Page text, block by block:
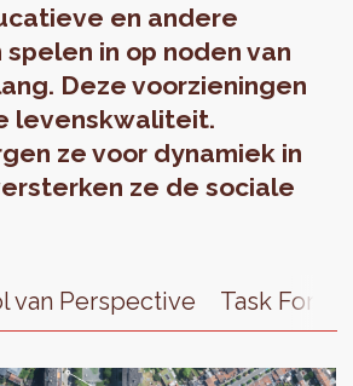
en andere
in op noden van
Deze voorzieningen
levenskwaliteit.
ze voor dynamiek in
ze de sociale
van Perspective